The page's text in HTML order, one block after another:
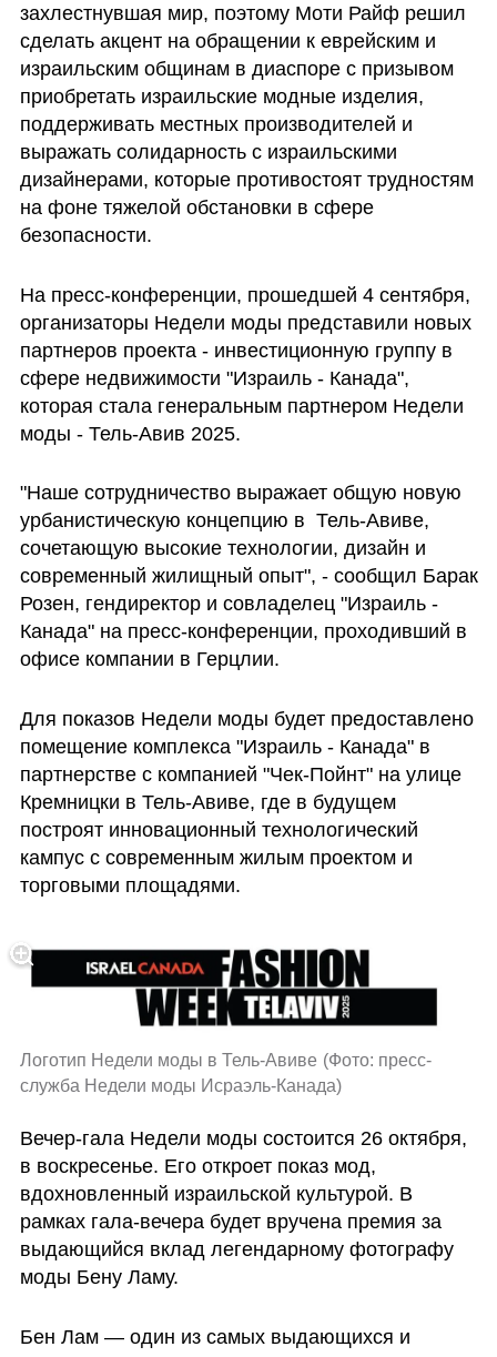
захлестнувшая мир, поэтому Моти Райф решил
сделать акцент на обращении к еврейским и
израильским общинам в диаспоре с призывом
приобретать израильские модные изделия,
поддерживать местных производителей и
выражать солидарность с израильскими
дизайнерами, которые противостоят трудностям
на фоне тяжелой обстановки в сфере
безопасности.
На пресс-конференции, прошедшей 4 сентября,
организаторы Недели моды представили новых
партнеров проекта - инвестиционную группу в
сфере недвижимости "Израиль - Канада",
которая стала генеральным партнером Недели
моды - Тель-Авив 2025.
"Наше сотрудничество выражает общую новую
урбанистическую концепцию в  Тель-Авиве,
сочетающую высокие технологии, дизайн и
современный жилищный опыт", - сообщил Барак
Розен, гендиректор и совладелец "Израиль -
Канада" на пресс-конференции, проходивший в
офисе компании в Герцлии.
Для показов Недели моды будет предоставлено
помещение комплекса "Израиль - Канада" в
партнерстве с компанией "Чек-Пойнт" на улице
Кремницки в Тель-Авиве, где в будущем
построят инновационный технологический
кампус с современным жилым проектом и
торговыми площадями.
Логотип Недели моды в Тель-Авиве (Фото: пресс-
служба Недели моды Исраэль-Канада)
Вечер-гала Недели моды состоится 26 октября,
в воскресенье. Его откроет показ мод,
вдохновленный израильской культурой. В
рамках гала-вечера будет вручена премия за
выдающийся вклад легендарному фотографу
моды Бену Ламу.
Бен Лам — один из самых выдающихся и